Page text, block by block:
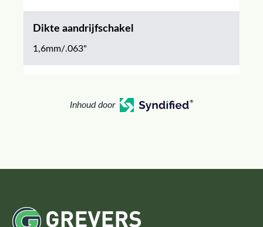
Dikte aandrijfschakel
1,6mm/.063"
Inhoud door